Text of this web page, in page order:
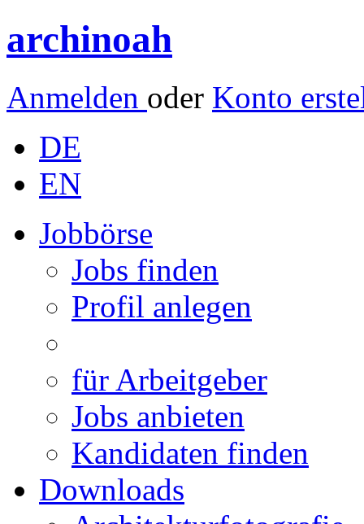
archinoah
Anmelden oder Konto
DE
EN
Jobbörse
Jobs finden
Profil anlegen
für Arbeitgeber
Jobs anbieten
Kandidaten finden
Downloads